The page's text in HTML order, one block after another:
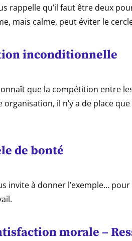
rappelle qu’il faut être deux
mais calme, peut éviter le
inconditionnelle
que la compétition entre
organisation, il n’y a de place
de bonté
invite à donner l’exemple…
morale –